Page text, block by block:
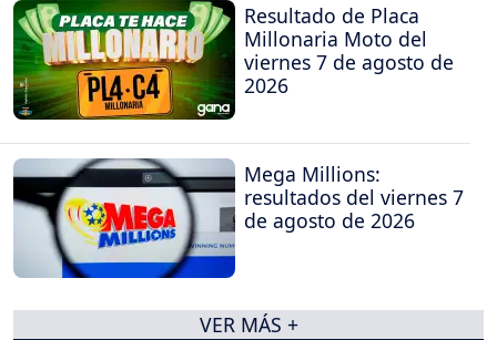
Resultado de Placa
Millonaria Moto del
viernes 7 de agosto de
2026
Mega Millions:
resultados del viernes 7
de agosto de 2026
VER MÁS +